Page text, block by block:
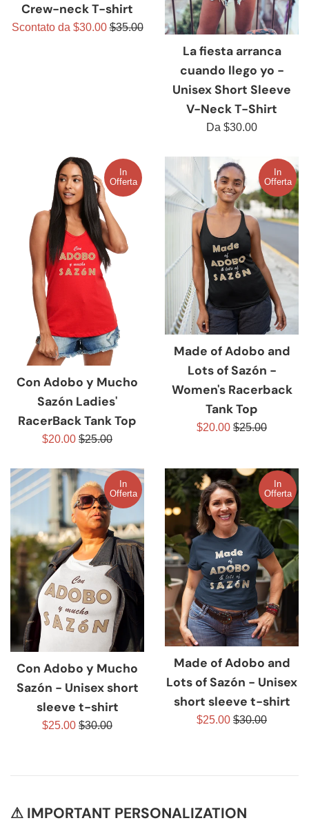
Crew-neck T-shirt
Scontato da $30.00Prezzo
$35.00
La fiesta arranca
cuando llego yo -
Unisex Short Sleeve
V-Neck T-Shirt
Da $30.00
Con Adobo y Mucho
Sazón Ladies'
RacerBack Tank Top
Prezzo
$20.00 Prezzo
listino
$25.00
In
Offerta
Made of Adobo and
Lots of Sazón -
Women's Racerback
Tank Top
Prezzo
$20.00 Prezzo
$25.00
In
Offerta
Con Adobo y Mucho
Sazón - Unisex short
sleeve t-shirt
Prezzo
$25.00 Prezzo
$30.00
In
Offerta
Made of Adobo and
Lots of Sazón - Unisex
short sleeve t-shirt
Prezzo
$25.00 Prezzo
$30.00
In
Offerta
⚠ IMPORTANT PERSONALIZATION